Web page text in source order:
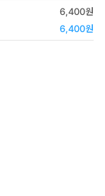
6,400원
6,400원